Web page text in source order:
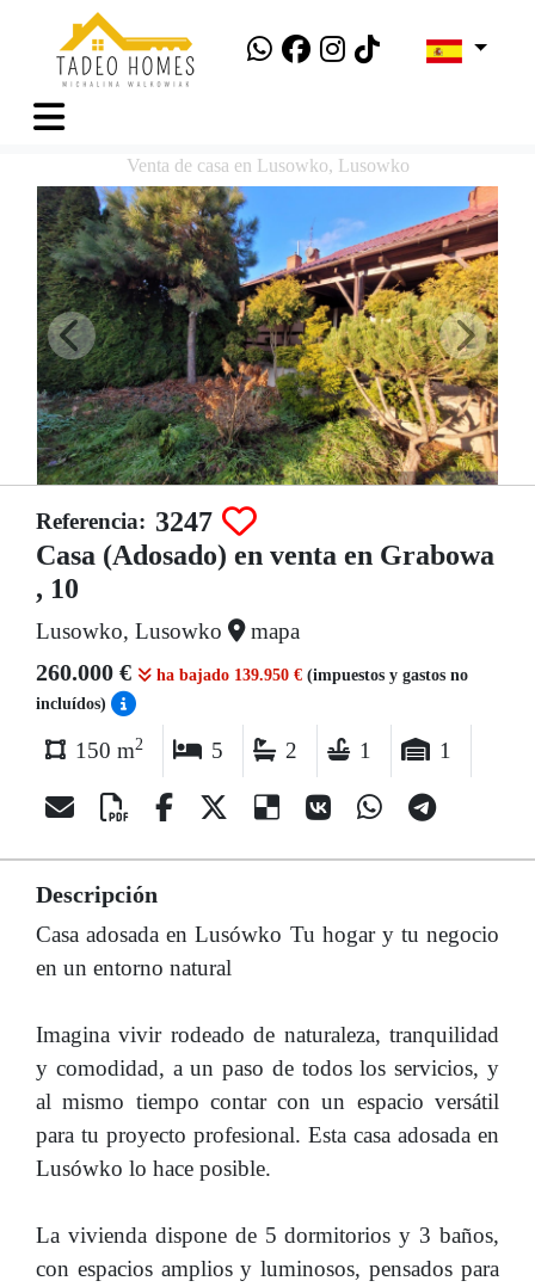
Venta de casa en Lusowko, Lusowko
Referencia: 3247
Casa (Adosado) en venta en Grabowa
, 10
Lusowko, Lusowko mapa
260.000 € ha bajado 139.950 € (impuestos y gastos no
incluídos)
150 m2 5 2 1 1
Descripción
Casa adosada en Lusówko Tu hogar y tu negocio
en un entorno natural
Imagina vivir rodeado de naturaleza, tranquilidad
y comodidad, a un paso de todos los servicios, y
al mismo tiempo contar con un espacio versátil
para tu proyecto profesional. Esta casa adosada en
Lusówko lo hace posible.
La vivienda dispone de 5 dormitorios y 3 baños,
con espacios amplios y luminosos, pensados para